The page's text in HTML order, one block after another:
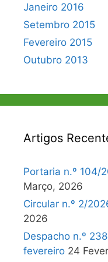
Janeiro 2016
Setembro 2015
Fevereiro 2015
Outubro 2013
Artigos
Portaria n.º 104/
Março, 2026
Circular n.º 2/
2026
Despacho n.º
fevereiro 24